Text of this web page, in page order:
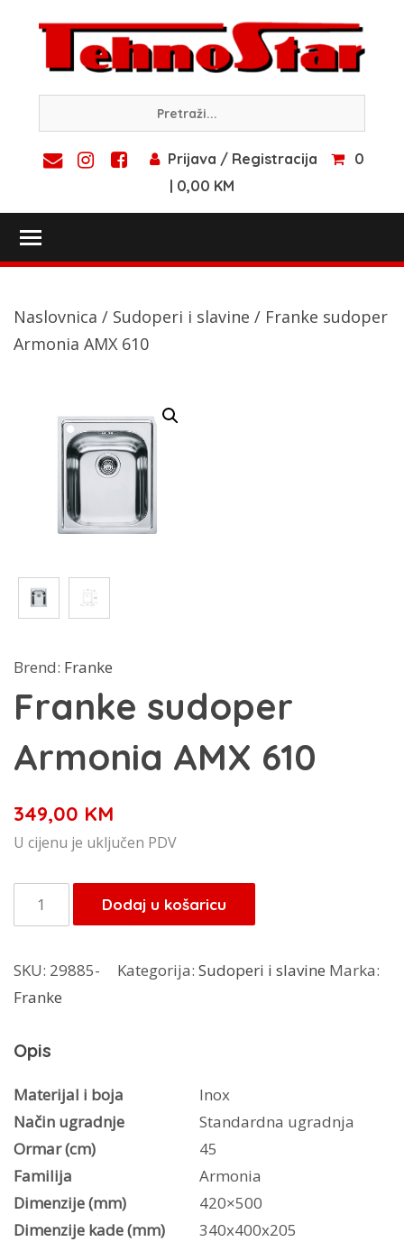
content
Prijava / Registracija
0
| 0,00 KM
Naslovnica / Sudoperi i slavine / Franke sudoper
Armonia AMX 610
Brend: Franke
Franke sudoper
Armonia AMX 610
349,00 KM
U cijenu je uključen PDV
Franke
sudoper
AMX
610
Dodaj u košaricu
SKU: 29885- Kategorija: Sudoperi i slavine Marka:
Franke
Opis
Materijal i boja
Inox
Način ugradnje
Standardna ugradnja
Ormar (cm)
45
Familija
Armonia
Dimenzije (mm)
420×500
Dimenzije kade (mm)
340x400x205